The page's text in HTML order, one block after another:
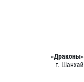
«Драконы»
г. Шанхай